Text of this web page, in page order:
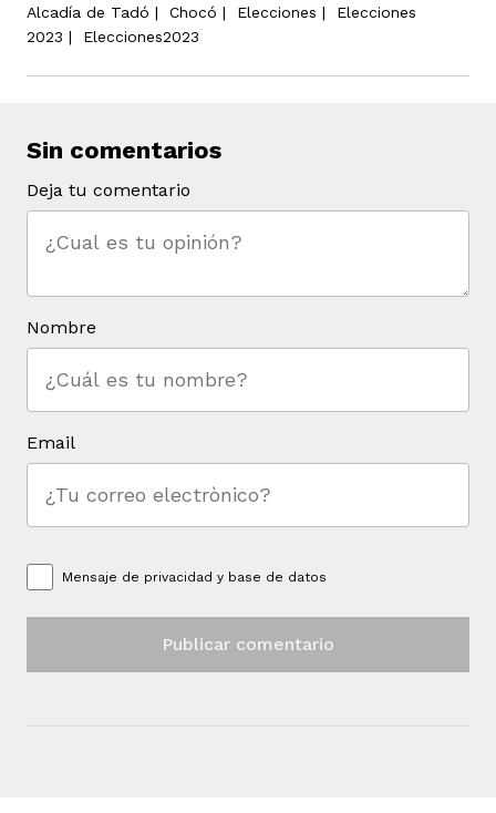
Alcadía de Tadó | Chocó | Elecciones | Elecciones
2023 | Elecciones2023
Sin comentarios
Deja tu comentario
Nombre
Email
Mensaje de privacidad y base de datos